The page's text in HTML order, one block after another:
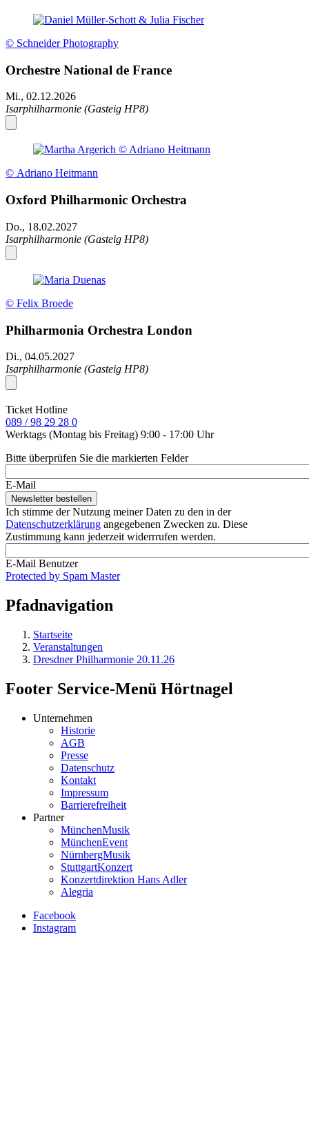
© Schneider Photography
Orchestre National de France
Mi., 02.12.2026
Isarphilharmonie (Gasteig HP8)
© Adriano Heitmann
Oxford Philharmonic Orchestra
Do., 18.02.2027
Isarphilharmonie (Gasteig HP8)
© Felix Broede
Philharmonia Orchestra London
Di., 04.05.2027
Isarphilharmonie (Gasteig HP8)
Ticket Hotline
089 / 98 29 28 0
Werktags (Montag bis Freitag) 9:00 - 17:00 Uhr
Bitte überprüfen Sie die markierten Felder
E-Mail
Ich stimme der Nutzung meiner Daten zu den in der
Datenschutzerklärung angegebenen Zwecken zu. Diese
Zustimmung kann jederzeit widerrrufen werden.
E-Mail Benutzer
Protected by Spam Master
Pfadnavigation
Startseite
Veranstaltungen
Dresdner Philharmonie 20.11.26
Footer Service-Menü Hörtnagel
Unternehmen
Historie
AGB
Presse
Datenschutz
Kontakt
Impressum
Barrierefreiheit
Partner
MünchenMusik
MünchenEvent
NürnbergMusik
StuttgartKonzert
Konzertdirektion Hans Adler
Alegria
Facebook
Instagram